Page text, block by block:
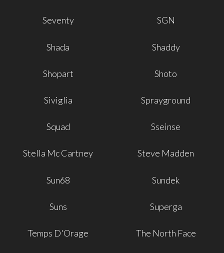
Seventy SGN
Shada Shaddy
Shopart Shoto
Siviglia Sprayground
Squad Sseinse
Stella Mc Cartney Steve Madden
Sun68 Sundek
Suns Superga
Temps D'Orage The North Face